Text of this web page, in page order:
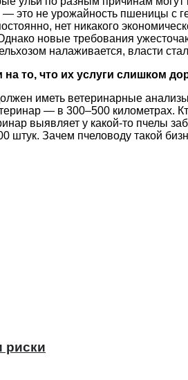
не урожайность пшеницы с
нет никакого
новые требования
налаживается, власти
то, что их услуги слишком
иметь ветеринарные
— в 300–500 километрах.
выявляет у какой-то пчелы
Зачем пчеловоду такой
риски